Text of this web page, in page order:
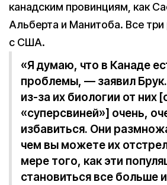
канадским провинциям, как
Альберта и Манитоба. Все три
с США.
«Я думаю, что в Канаде
проблемы, — заявил
из-за их биологии от них
«суперсвиней»] очень,
избавиться. Они
чем вы можете их
мере того, как эти
становиться все больше